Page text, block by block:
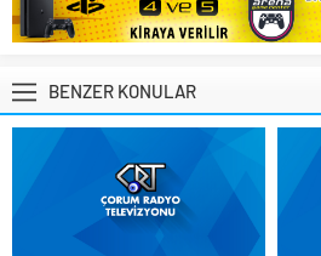
BENZER KONULAR